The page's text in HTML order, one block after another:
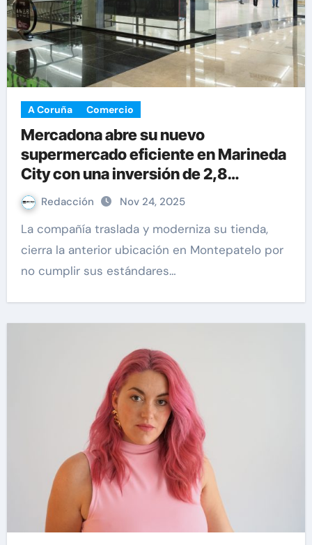
A Coruña Comercio
Mercadona abre su nuevo
supermercado eficiente en Marineda
City con una inversión de 2,8
millones
Redacción Nov 24, 2025
La compañía traslada y moderniza su tienda,
cierra la anterior ubicación en Montepatelo por
no cumplir sus estándares…